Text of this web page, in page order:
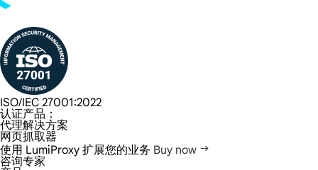
ISO/IEC 27001:2022
认证产品：
代理解决方案
网页抓取器
使用 LumiProxy 扩展您的业务 Buy now
咨询专家